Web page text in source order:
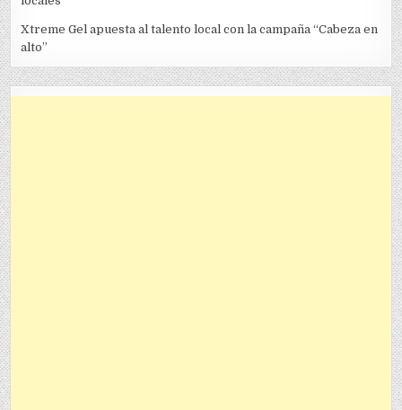
Xtreme Gel apuesta al talento local con la campaña “Cabeza en
alto”